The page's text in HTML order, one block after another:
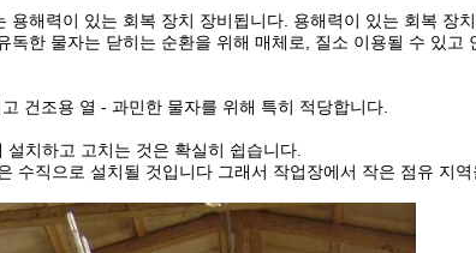
해력이 있는 회복 장치 장비됩니다. 용해력이 있는 회복 장
한 물자는 닫히는 순환을 위해 매체로, 질소 이용될 수 있고
건조용 열 - 과민한 물자를 위해 특히 적당합니다.
치하고 고치는 것은 확실히 쉽습니다.
수직으로 설치될 것입니다 그래서 작업장에서 작은 점유 지역